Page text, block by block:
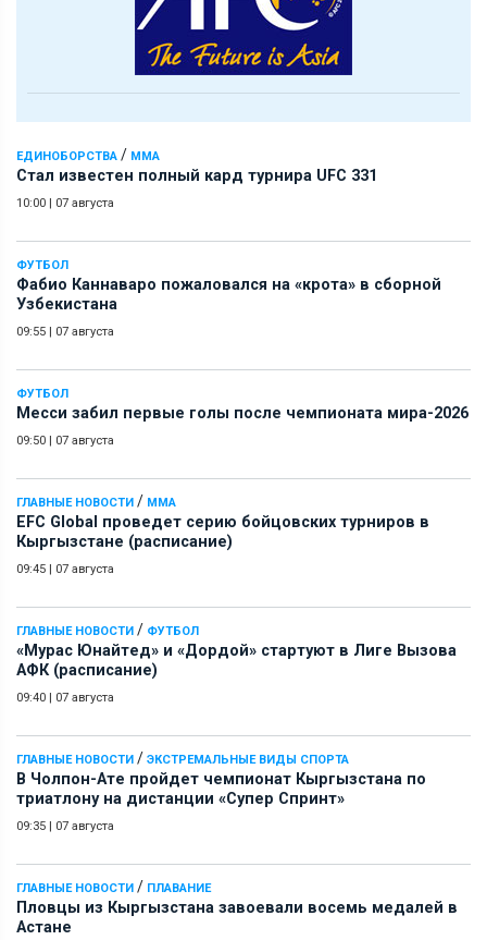
ЕДИНОБОРСТВА / ММА
Стал известен полный кард турнира UFC 331
10:00 07 августа
ФУТБОЛ
Фабио Каннаваро пожаловался на «крота» в сборной
Узбекистана
09:55 07 августа
ФУТБОЛ
Месси забил первые голы после чемпионата мира-2026
09:50 07 августа
ГЛАВНЫЕ НОВОСТИ / ММА
EFC Global проведет серию бойцовских турниров в
Кыргызстане (расписание)
09:45 07 августа
ГЛАВНЫЕ НОВОСТИ / ФУТБОЛ
«Мурас Юнайтед» и «Дордой» стартуют в Лиге Вызова
АФК (расписание)
09:40 07 августа
ГЛАВНЫЕ НОВОСТИ / ЭКСТРЕМАЛЬНЫЕ ВИДЫ СПОРТА
В Чолпон-Ате пройдет чемпионат Кыргызстана по
триатлону на дистанции «Супер Спринт»
09:35 07 августа
ГЛАВНЫЕ НОВОСТИ / ПЛАВАНИЕ
Пловцы из Кыргызстана завоевали восемь медалей в
Астане